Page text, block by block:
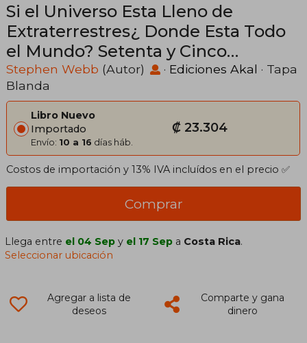
Si el Universo Esta Lleno de
Extraterrestres¿ Donde Esta Todo
el Mundo? Setenta y Cinco
Soluciones a la Paradoja de Fermi y
el Problema de la Vida
Extraterrestre
Stephen Webb (Autor) · Ediciones Akal · Tapa
Blanda
Libro Nuevo
Importado
Envío: 10 a 16 días háb.
₡ 23.304
Costos de importación y 13% IVA incluídos en el precio ✅
Comprar
Llega entre el 04 Sep y el 17 Sep a Costa Rica.
Seleccionar ubicación
Agregar a lista de
deseos
Comparte y gana
dinero